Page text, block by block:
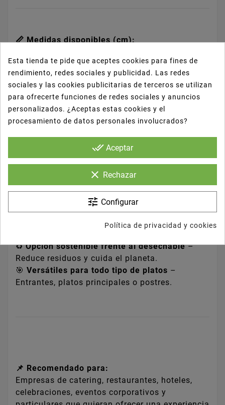
📏 Medidas disponibles (cm):
✔️ 20,5 cm
✔️ 22 cm
✅ Ventajas del producto:
Estilo limpio y profesional– Aporta una
imagen cuidada y elegante.
Material resistente y duradero
rompe ni se deforma fácilmente.
Reutilizables y lavables– Aptos para
♻️Opción sostenible frente al desechable–
Reduce residuos y cuida el planeta.
🎯 Versátiles para todo tipo de platos –
Entrantes, platos principales o postres.
📌 Recomendado para:
Empresas de catering, restaurantes, hoteles,
celebraciones, eventos corporativos y
Esta tienda te pide que aceptes cookies para fines de
rendimiento, redes sociales y publicidad. Las redes
sociales y las cookies publicitarias de terceros se utilizan
para ofrecerte funciones de redes sociales y anuncios
personalizados. ¿Aceptas estas cookies y el
procesamiento de datos personales involucrados?
done_all Aceptar
clear Rechazar
tune Configurar
Política de privacidad y cookies